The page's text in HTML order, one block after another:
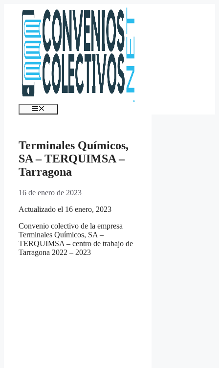
contenido
Menú
Terminales Químicos,
SA – TERQUIMSA –
Tarragona
16 de enero de 2023
Actualizado el 16 enero, 2023
Convenio colectivo de la empresa
Terminales Químicos, SA –
TERQUIMSA – centro de trabajo de
Tarragona 2022 – 2023